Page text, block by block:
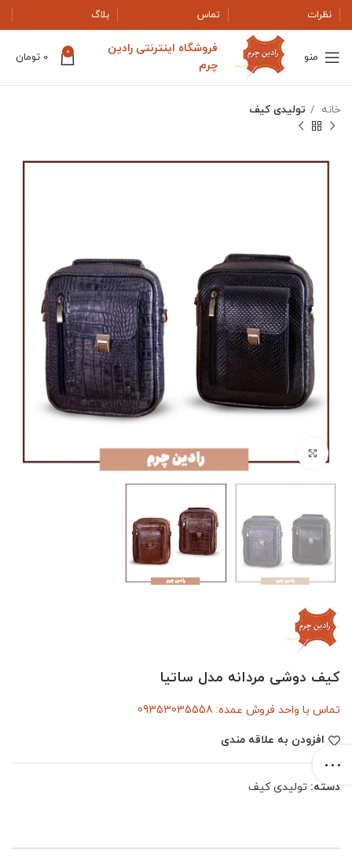
نظرات تماس بلاگ
منو
فروشگاه اینترنتی رادین
چرم
0
0 تومان
خانه تولیدی کیف
بزرگنمایی تصویر
کیف دوشی مردانه مدل ساتیا
تماس با واحد فروش عمده: 09353035558
افزودن به علاقه مندی
دسته: تولیدی کیف